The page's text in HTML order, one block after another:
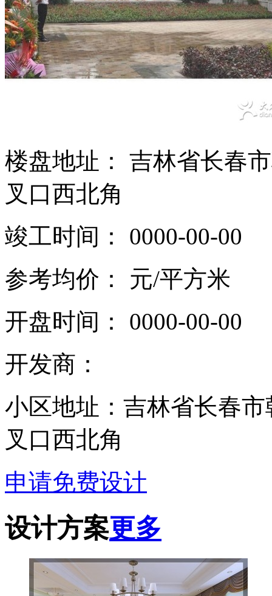
楼盘地址： 吉林省长春
叉口西北角
竣工时间： 0000-00-00
参考均价： 元/平方米
开盘时间： 0000-00-00
开发商：
小区地址：吉林省长春
叉口西北角
申请免费设计
设计方案更多